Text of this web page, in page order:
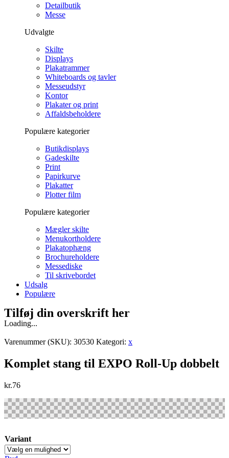
Detailbutik
Messe
Udvalgte
Skilte
Displays
Plakatrammer
Whiteboards og tavler
Messeudstyr
Kontor
Plakater og print
Affaldsbeholdere
Populære kategorier
Butikdisplays
Gadeskilte
Print
Papirkurve
Plakatter
Plotter film
Populære kategorier
Mægler skilte
Menukortholdere
Plakatophæng
Brochureholdere
Messediske
Til skrivebordet
Udsalg
Populære
Tilføj din overskrift her
Loading...
Varenummer (SKU): 30530 Kategori: x
Komplet stang til EXPO Roll-Up dobbelt
kr.76
Variant